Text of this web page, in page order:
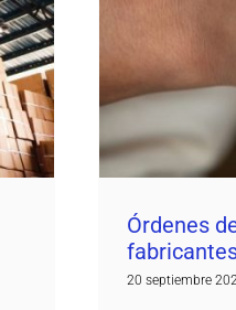
Órdenes
20 septiembre